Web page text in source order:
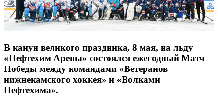
В канун великого праздника, 8 мая, на льду
«Нефтехим Арены» состоялся ежегодный Матч
Победы между командами «Ветеранов
нижнекамского хоккея» и «Волками
Нефтехима».